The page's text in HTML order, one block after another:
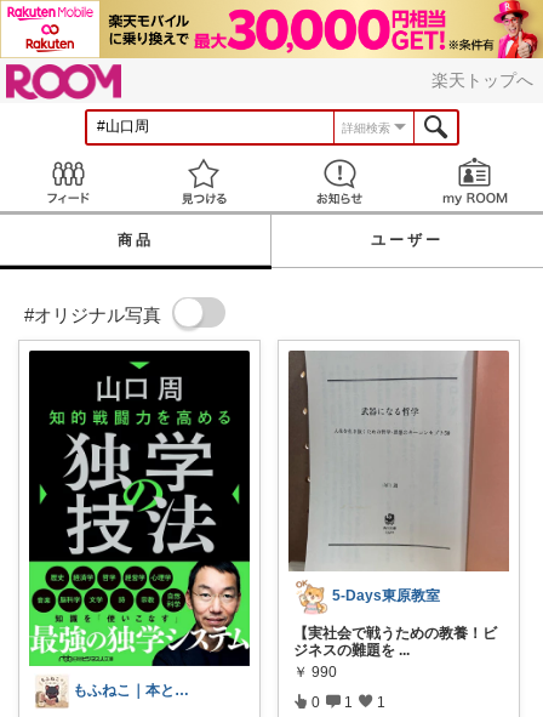
楽天トップへ
詳細検索
見つける お知らせ
商品 ユーザー
#オリジナル写真
もふねこ｜本と猫と暮らし
5-Days東原教室
【実社会で戦うための教養！ビ
ジネスの難題を ...
￥ 990
0 1 1